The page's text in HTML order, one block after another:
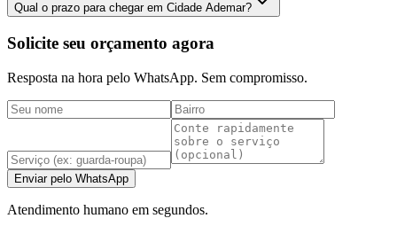
Qual o prazo para chegar em Cidade Ademar?
Solicite seu orçamento agora
Resposta na hora pelo WhatsApp. Sem compromisso.
Enviar pelo WhatsApp
Atendimento humano em segundos.